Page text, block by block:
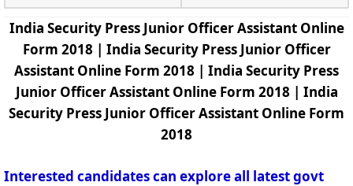
India Security Press Junior Officer Assistant Online
Form 2018 | India Security Press Junior Officer
Assistant Online Form 2018 | India Security Press
Junior Officer Assistant Online Form 2018 | India
Security Press Junior Officer Assistant Online Form
2018
Interested candidates can explore all latest govt